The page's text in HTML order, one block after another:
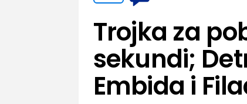
Trojka za
sekundi;
Embida i